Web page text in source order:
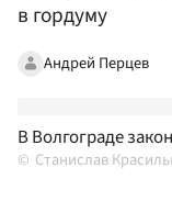
в гордуму
Андрей Перцев
В Волгограде
Станислав